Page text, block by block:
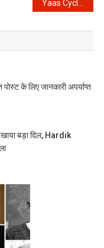
के लिए जानकारी अपर्याप्त
बड़ा दिल, Hardik